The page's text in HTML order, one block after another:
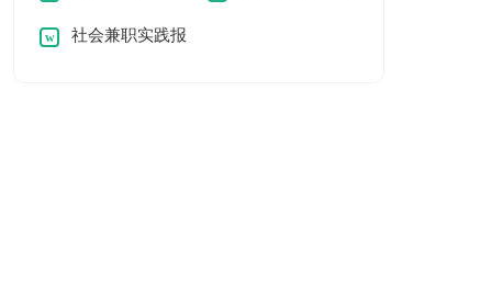
社会兼职实践报